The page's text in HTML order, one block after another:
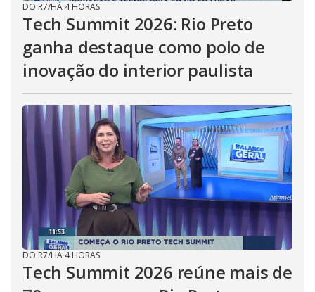
DO R7/HÁ 4 HORAS
Tech Summit 2026: Rio Preto
ganha destaque como polo de
inovação do interior paulista
DO R7/HÁ 4 HORAS
Tech Summit 2026 reúne mais de